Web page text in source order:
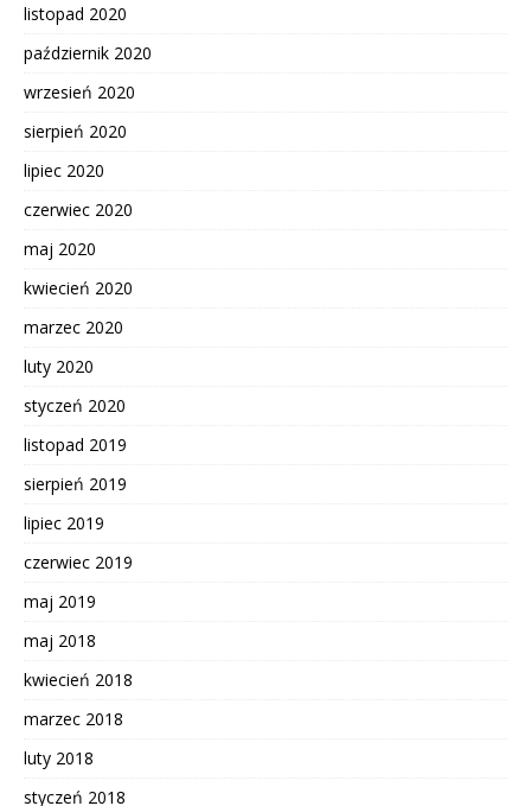
listopad 2020
październik 2020
wrzesień 2020
sierpień 2020
lipiec 2020
czerwiec 2020
maj 2020
kwiecień 2020
marzec 2020
luty 2020
styczeń 2020
listopad 2019
sierpień 2019
lipiec 2019
czerwiec 2019
maj 2019
maj 2018
kwiecień 2018
marzec 2018
luty 2018
styczeń 2018